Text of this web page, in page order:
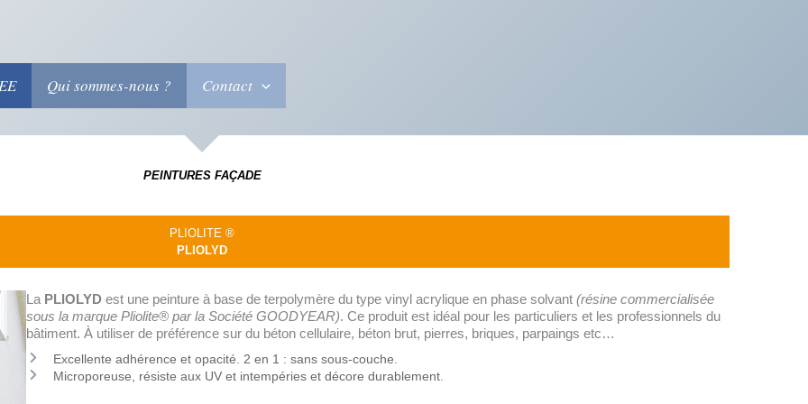
Qui sommes-nous ? Contact
PEINTURES FAÇADE
PLIOLITE ®
PLIOLYD
La PLIOLYD est une peinture à base de terpolymère du type vinyl acrylique en phase solvant (résine commercialisée
sous la marque Pliolite® par la Société GOODYEAR). Ce produit est idéal pour les particuliers et les professionnels du
bâtiment. À utiliser de préférence sur du béton cellulaire, béton brut, pierres, briques, parpaings etc…
Excellente adhérence et opacité. 2 en 1 : sans sous-couche.
Microporeuse, résiste aux UV et intempéries et décore durablement.